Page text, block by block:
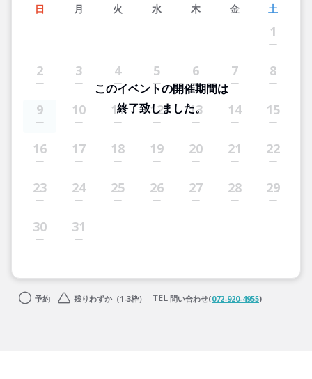
日 月 火 水 木 金 土
1
2 3 4 5 6 7 8
9 10 11 12 13 14 15
16 17 18 19 20 21 22
23 24 25 26 27 28 29
30 31
このイベントの開催期間は
終了致しました。
予約 残りわずか（1-3枠） 問い合わせ(072-920-4955)